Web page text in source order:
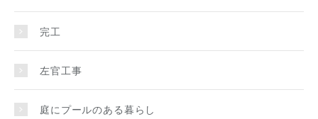
完工
左官工事
庭にプールのある暮らし